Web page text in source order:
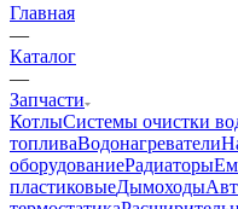
Главная
—
Каталог
—
Запчасти
КотлыСистемы очистки
топливаВодонагреватели
оборудованиеРадиаторы
пластиковыеДымоходы